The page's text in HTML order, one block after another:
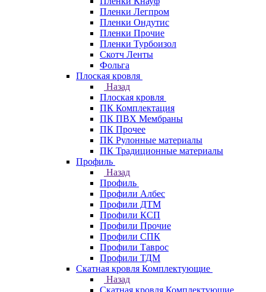
Пленки Легпром
Пленки Ондутис
Пленки Прочие
Пленки Турбоизол
Скотч Ленты
Фольга
Плоская кровля
Назад
Плоская кровля
ПК Комплектация
ПК ПВХ Мембраны
ПК Прочее
ПК Рулонные материалы
ПК Традиционные материалы
Профиль
Назад
Профиль
Профили Албес
Профили ДТМ
Профили КСП
Профили Прочие
Профили СПК
Профили Таврос
Профили ТДМ
Скатная кровля Комплектующие
Назад
Скатная кровля Комплектующие